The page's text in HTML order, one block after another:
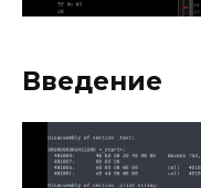
Введение